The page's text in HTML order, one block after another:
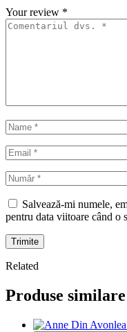
Your review *
Salvează-mi numele,
pentru data viitoare când o
Trimite
Related
Produse similare